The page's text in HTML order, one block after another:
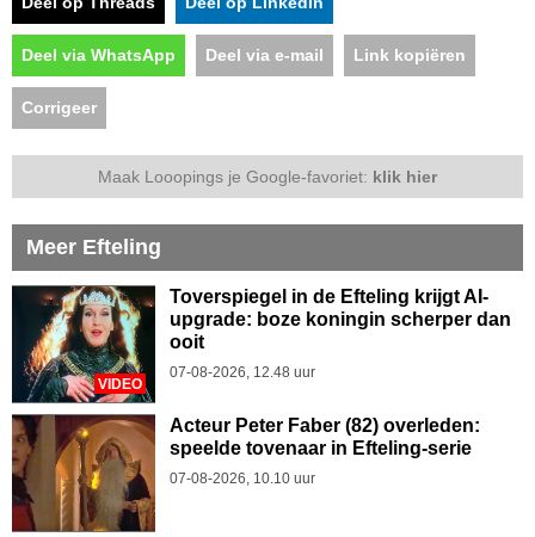
Deel via WhatsApp Deel via e-mail Link kopiëren
Corrigeer
Maak Looopings je Google-favoriet: klik hier
Meer Efteling
VIDEO
Toverspiegel in de Efteling krijgt AI-
upgrade: boze koningin scherper dan
ooit
07-08-2026, 12.48 uur
Acteur Peter Faber (82) overleden:
speelde tovenaar in Efteling-serie
07-08-2026, 10.10 uur